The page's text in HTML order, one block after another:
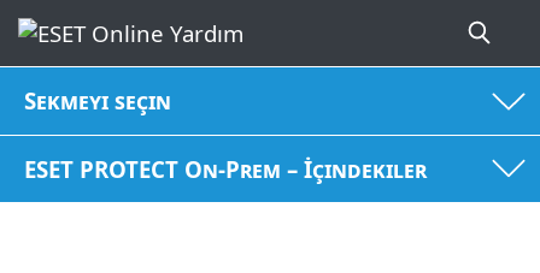
Sekmeyi seçin
ESET PROTECT On-Prem – İçindekiler